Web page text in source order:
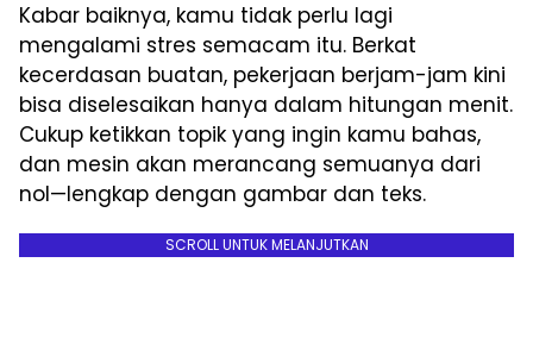
Kabar baiknya, kamu tidak perlu lagi
mengalami stres semacam itu. Berkat
kecerdasan buatan, pekerjaan berjam-jam kini
bisa diselesaikan hanya dalam hitungan menit.
Cukup ketikkan topik yang ingin kamu bahas,
dan mesin akan merancang semuanya dari
nol—lengkap dengan gambar dan teks.
SCROLL UNTUK MELANJUTKAN